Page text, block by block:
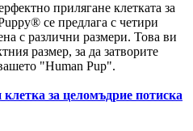
прилягане клетката за
се предлага с четири
с различни размери. Това ви
размер, за да затворите
"Human Pup".
клетка за целомъдрие потиска